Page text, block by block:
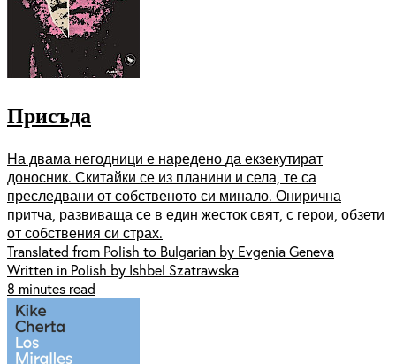
Присъда
На двама негодници е наредено да екзекутират
доносник. Скитайки се из планини и села, те са
преследвани от собственото си минало. Онирична
притча, развиваща се в един жесток свят, с герои, обзети
от собствения си страх.
Translated from Polish to Bulgarian by Evgenia Geneva
Written in Polish by Ishbel Szatrawska
8 minutes read